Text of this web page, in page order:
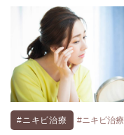
#ニキビ治療 #ニキビ治療